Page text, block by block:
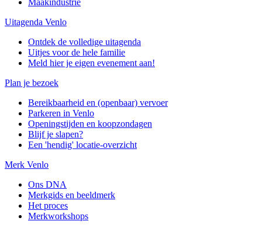
Uitagenda Venlo
Ontdek de volledige uitagenda
Uitjes voor de hele familie
Meld hier je eigen evenement aan!
Plan je bezoek
Bereikbaarheid en (openbaar) vervoer
Parkeren in Venlo
Openingstijden en koopzondagen
Blijf je slapen?
Een 'hendig' locatie-overzicht
Merk Venlo
Ons DNA
Merkgids en beeldmerk
Het proces
Merkworkshops